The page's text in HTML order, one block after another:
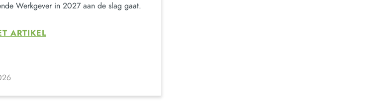
Werkgever in 2027 aan de slag gaat.
ARTIKEL